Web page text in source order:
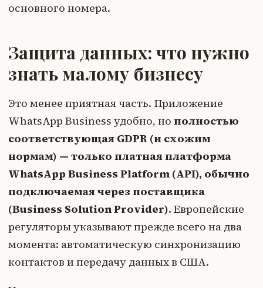
основного номера.
Защита данных: что нужно
знать малому бизнесу
Это менее приятная часть. Приложение
WhatsApp Business удобно, но полностью
соответствующая GDPR (и схожим
нормам) — только платная платформа
WhatsApp Business Platform (API), обычно
подключаемая через поставщика
(Business Solution Provider). Европейские
регуляторы указывают прежде всего на два
момента: автоматическую синхронизацию
контактов и передачу данных в США.